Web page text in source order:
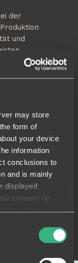
may store
form of
your device
information
conclusions to
and is mainly
displayed
consent by
of time. The
called third
such transfers
der
und
Qualität
aller
Daten